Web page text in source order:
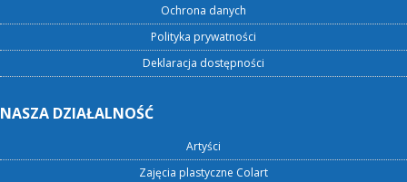
Ochrona danych
Polityka prywatności
Deklaracja dostępności
NASZA DZIAŁALNOŚĆ
Artyści
Zajęcia plastyczne Colart